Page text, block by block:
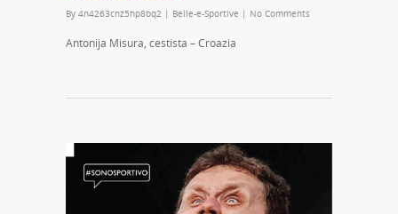
By 4n4263cnz5hp8bq2 | Belle-e-Sportive | No Comments
Antonija Misura, cestista – Croazia